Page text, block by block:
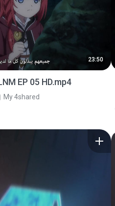
23:50
EP 05 HD.mp4
My 4shared